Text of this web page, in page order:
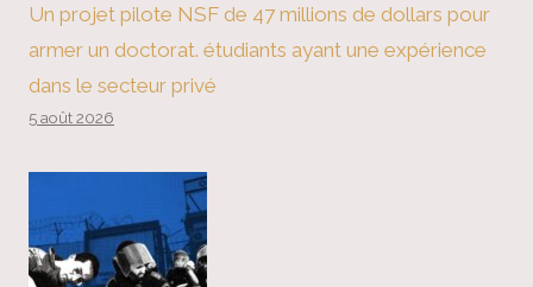
Un projet pilote NSF de 47 millions de dollars pour
armer un doctorat. étudiants ayant une expérience
dans le secteur privé
5 août 2026